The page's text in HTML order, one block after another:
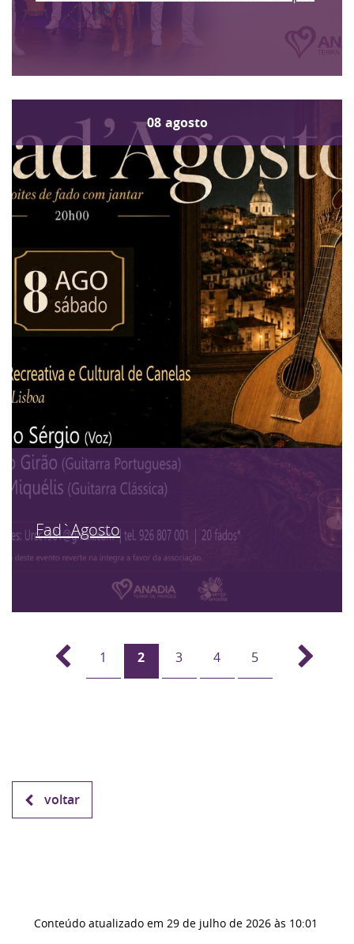
08 agosto
Fad`Agosto
1 2 3 4 5
voltar
Conteúdo atualizado em 29 de julho de 2026 às 10:01